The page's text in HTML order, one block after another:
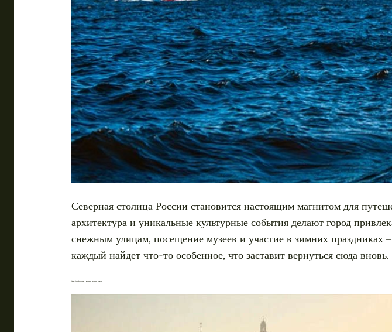
Северная столица России становится настоящим магнитом для
архитектура и уникальные культурные события делают город
снежным улицам, посещение музеев и участие в зимних праздниках
каждый найдет что-то особенное, что заставит вернуться сюда вновь.
Санкт-Петербург зимой – идеальное место для туристов